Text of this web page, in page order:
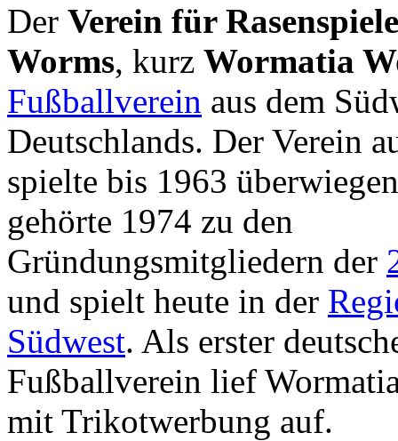
Der Verein für
Worms, kurz Wormatia
Fußballverein aus dem
Deutschlands. Der Verein
spielte bis 1963
gehörte 1974 zu den
Gründungsmitgliedern der
und spielt heute in der
Südwest. Als erster
Fußballverein lief
mit Trikotwerbung auf.